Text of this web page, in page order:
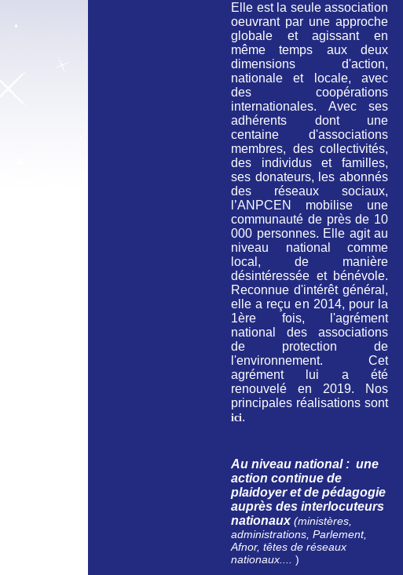
Elle est la seule association
oeuvrant par une approche
globale et agissant en
même temps aux deux
dimensions d'action,
nationale et locale, avec
des coopérations
internationales. Avec ses
adhérents dont une
centaine d'associations
membres, des collectivités,
des individus et familles,
ses donateurs, les abonnés
des réseaux sociaux,
l’ANPCEN mobilise une
communauté de près de 10
000 personnes. Elle agit au
niveau national comme
local, de manière
désintéressée et bénévole.
Reconnue d'intérêt général,
elle a reçu en 2014, pour la
1ère fois, l'agrément
national des associations
de protection de
l'environnement. Cet
agrément lui a été
renouvelé en 2019. Nos
principales réalisations sont
ici.
Au niveau national : une
action continue de
plaidoyer et de pédagogie
auprès des interlocuteurs
nationaux(ministères,
administrations, Parlement,
Afnor, têtes de réseaux
nationaux....
)